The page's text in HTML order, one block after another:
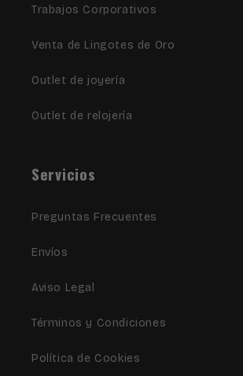
Trabajos Corporativos
Venta de Lingotes de Oro
Outlet de joyería
Outlet de relojería
Servicios
Preguntas Frecuentes
Envíos
Aviso Legal
Términos y Condiciones
Política de Cookies